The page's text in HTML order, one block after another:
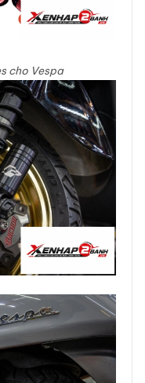
cho Vespa